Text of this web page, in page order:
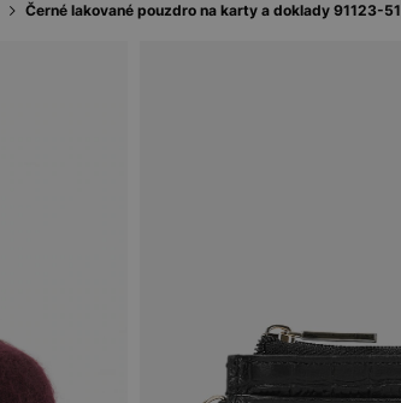
Černé lakované pouzdro na karty a doklady 91123-51